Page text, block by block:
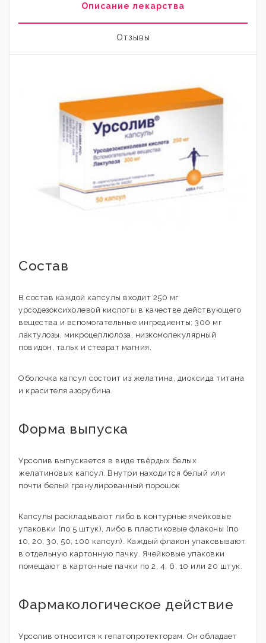
Описание лекарства
Отзывы
Состав
В состав каждой капсулы входит 250 мг
урсодезоксихолевой кислоты в качестве действующего
вещества и вспомогательные ингредиенты: 300 мг
лактулозы, микроцеллюлоза, низкомолекулярный
повидон, тальк и стеарат магния.
Оболочка капсул состоит из желатина, диоксида титана
и красителя азорубина.
Форма выпуска
Урсолив выпускается в виде твёрдых белых
желатиновых капсул. Внутри находится белый или
почти белый гранулированный порошок
Капсулы раскладывают либо в контурные ячейковые
упаковки (по 5 штук), либо в пластиковые флаконы (по
10, 20, 30, 50, 100 капсул). Каждый флакон упаковывают
в отдельную картонную пачку. Ячейковые упаковки
помещают в картонные пачки по 2, 4, 6, 10 или 20 штук.
Фармакологическое действие
Урсолив относится к гепатопротекторам. Он обладает